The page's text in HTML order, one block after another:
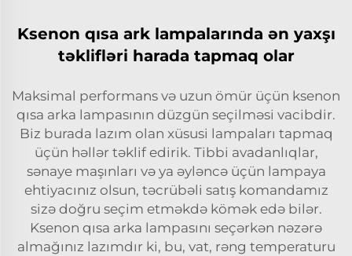
Ksenon qısa ark lampalarında ən yaxşı
təklifləri harada tapmaq olar
Maksimal performans və uzun ömür üçün ksenon
qısa arka lampasının düzgün seçilməsi vacibdir.
Biz burada lazım olan xüsusi lampaları tapmaq
üçün həllər təklif edirik. Tibbi avadanlıqlar,
sənaye maşınları və ya əyləncə üçün lampaya
ehtiyacınız olsun, təcrübəli satış komandamız
sizə doğru seçim etməkdə kömək edə bilər.
Ksenon qısa arka lampasını seçərkən nəzərə
almağınız lazımdır ki, bu, vat, rəng temperaturu